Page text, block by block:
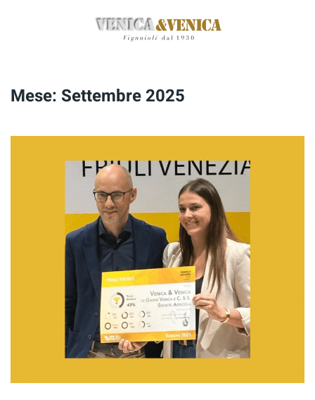
principale
Mese: Settembre 2025